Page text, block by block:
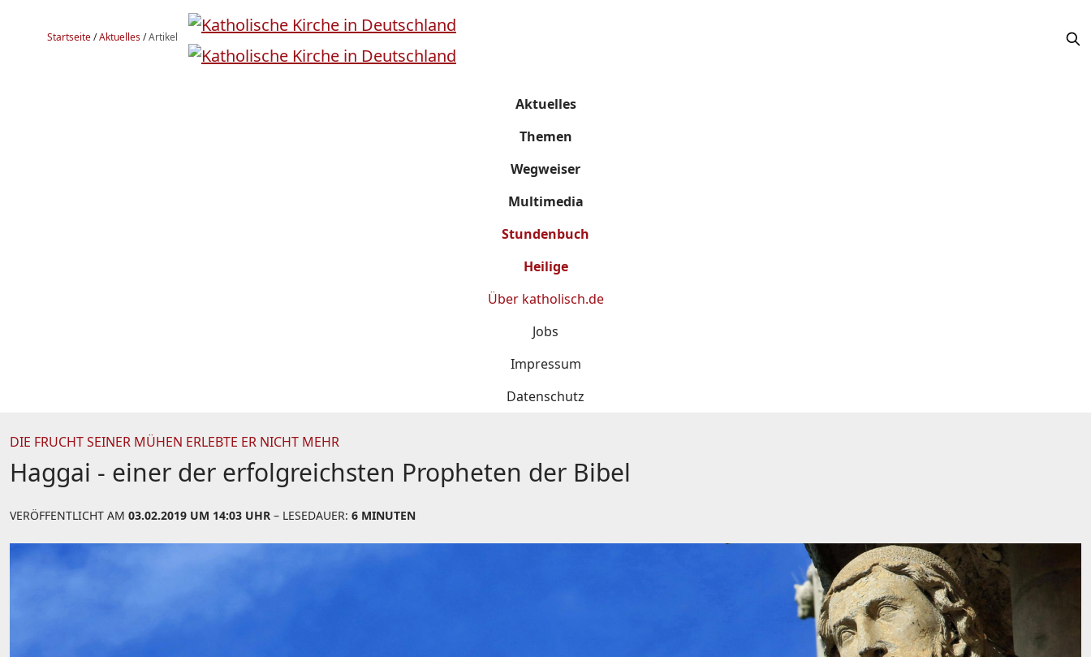
Startseite/Aktuelles/Artikel
Aktuelles
Themen
Wegweiser
Multimedia
Stundenbuch
Heilige
Über katholisch.de
Jobs
Impressum
Datenschutz
DIE FRUCHT SEINER MÜHEN ERLEBTE ER NICHT MEHR
Haggai - einer der erfolgreichsten Propheten der Bibel
VERÖFFENTLICHT AM 03.02.2019 UM 14:03 UHR – LESEDAUER: 6 MINUTEN